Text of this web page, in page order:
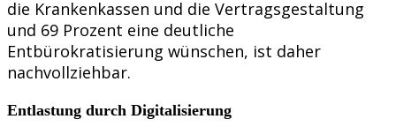
die Krankenkassen und die Vertragsgestaltung
und 69 Prozent eine deutliche
Entbürokratisierung wünschen, ist daher
nachvollziehbar.
Entlastung durch Digitalisierung